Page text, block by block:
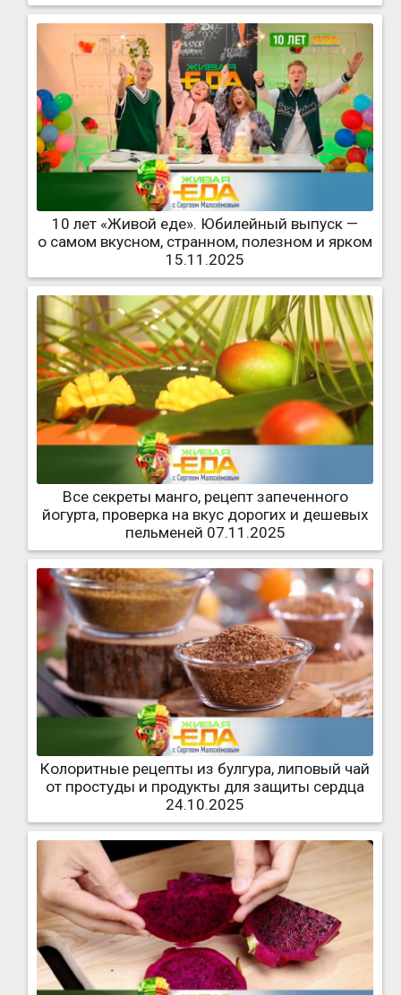
10 лет «Живой еде». Юбилейный выпуск —
о самом вкусном, странном, полезном и ярком
15.11.2025
Все секреты манго, рецепт запеченного
йогурта, проверка на вкус дорогих и дешевых
пельменей 07.11.2025
Колоритные рецепты из булгура, липовый чай
от простуды и продукты для защиты сердца
24.10.2025